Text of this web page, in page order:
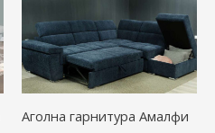
Аголна гарнитура Амалфи